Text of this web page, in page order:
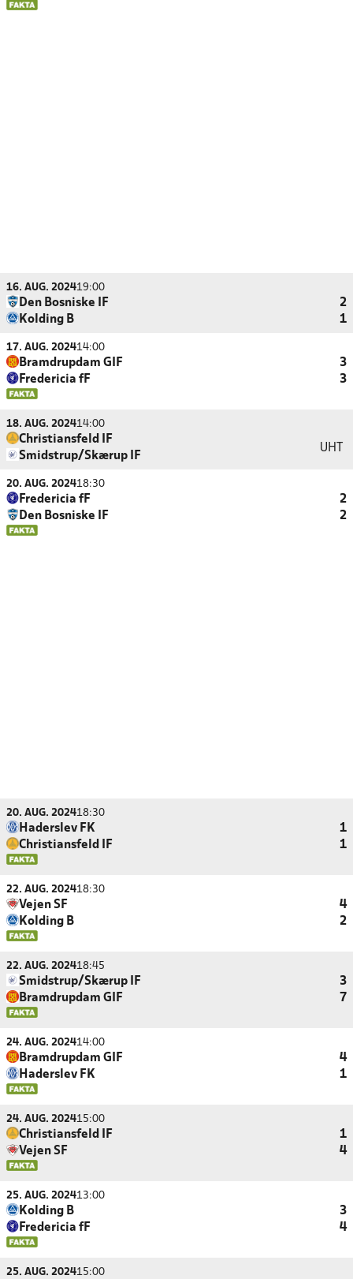
16. AUG. 202419:00
Den Bosniske IF
2
Kolding B
1
17. AUG. 202414:00
Bramdrupdam GIF
3
Fredericia fF
3
18. AUG. 202414:00
Christiansfeld IF
Smidstrup/Skærup IF
UHT
20. AUG. 202418:30
Fredericia fF
2
Den Bosniske IF
2
20. AUG. 202418:30
Haderslev FK
1
Christiansfeld IF
1
22. AUG. 202418:30
Vejen SF
4
Kolding B
2
22. AUG. 202418:45
Smidstrup/Skærup IF
3
Bramdrupdam GIF
7
24. AUG. 202414:00
Bramdrupdam GIF
4
Haderslev FK
1
24. AUG. 202415:00
Christiansfeld IF
1
Vejen SF
4
25. AUG. 202413:00
Kolding B
3
Fredericia fF
4
25. AUG. 202415:00